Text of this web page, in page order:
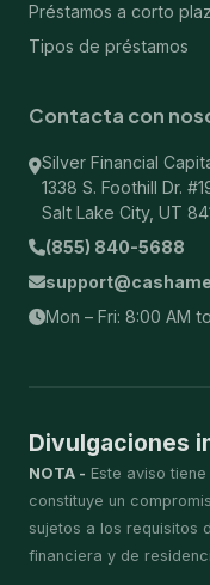
Préstamos a corto
Tipos de préstamos
Contacta con
Silver Financial
1338 S. Foothill Dr.
Salt Lake City, UT
(855) 840-5688
Mon – Fri: 8:00 AM
Divulgaciones
NOTA - Este aviso
constituye un
sujetos a los requisitos
financiera y de